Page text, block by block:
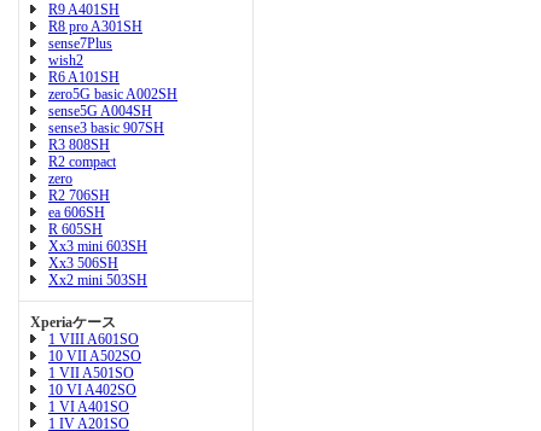
R9 A401SH
R8 pro A301SH
sense7Plus
wish2
R6 A101SH
zero5G basic A002SH
sense5G A004SH
sense3 basic 907SH
R3 808SH
R2 compact
zero
R2 706SH
ea 606SH
R 605SH
Xx3 mini 603SH
Xx3 506SH
Xx2 mini 503SH
Xperiaケース
1 VIII A601SO
10 VII A502SO
1 VII A501SO
10 VI A402SO
1 VI A401SO
1 IV A201SO